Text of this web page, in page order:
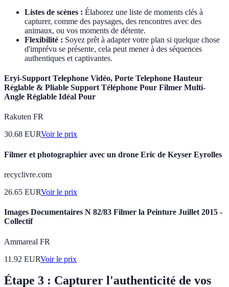
Listes de scènes : Élaborez une liste de moments clés à
capturer, comme des paysages, des rencontres avec des
animaux, ou vos moments de détente.
Flexibilité : Soyez prêt à adapter votre plan si quelque chose
d'imprévu se présente, cela peut mener à des séquences
authentiques et captivantes.
Eryi-Support Telephone Vidéo, Porte Telephone Hauteur
Réglable & Pliable Support Téléphone Pour Filmer Multi-
Angle Réglable Idéal Pour
Rakuten FR
30.68 EURVoir le prix
Filmer et photographier avec un drone Eric de Keyser Eyrolles
recyclivre.com
26.65 EURVoir le prix
Images Documentaires N 82/83 Filmer la Peinture Juillet 2015 -
Collectif
Ammareal FR
11.92 EURVoir le prix
Étape 3 : Capturer l'authenticité de vos